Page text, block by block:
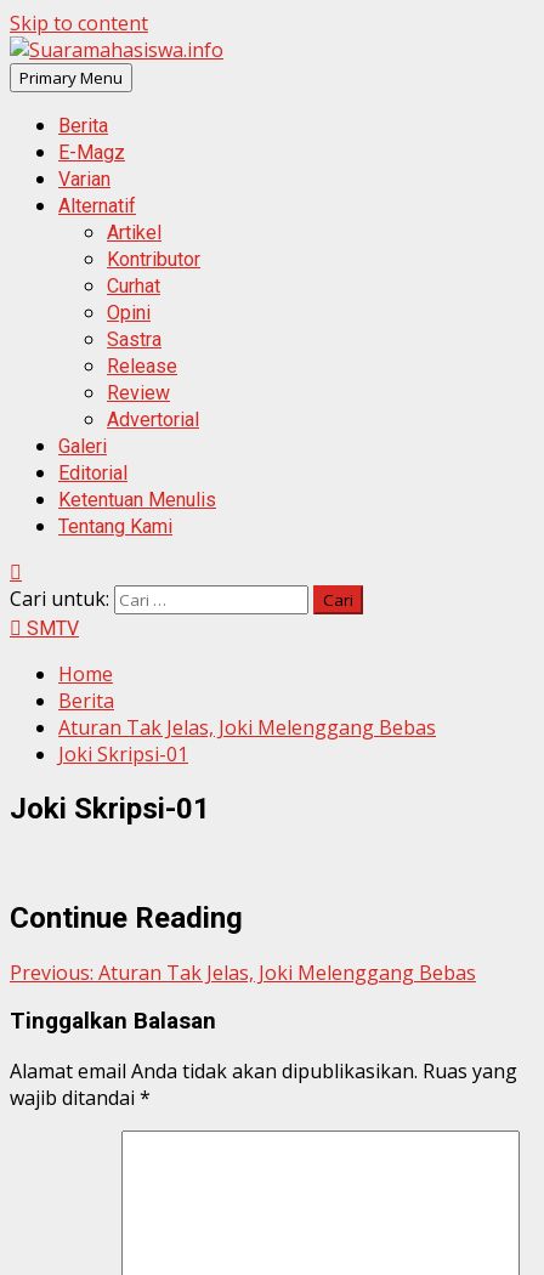
Skip to content
Primary Menu
Berita
E-Magz
Varian
Alternatif
Artikel
Kontributor
Curhat
Opini
Sastra
Release
Review
Advertorial
Galeri
Editorial
Ketentuan Menulis
Tentang Kami
Cari untuk:
SMTV
Home
Berita
Aturan Tak Jelas, Joki Melenggang Bebas
Joki Skripsi-01
Joki Skripsi-01
Continue Reading
Previous: Aturan Tak Jelas, Joki Melenggang Bebas
Tinggalkan Balasan
Alamat email Anda tidak akan dipublikasikan. Ruas yang
wajib ditandai *